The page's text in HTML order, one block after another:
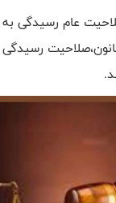
عام رسیدگی به
رسیدگی